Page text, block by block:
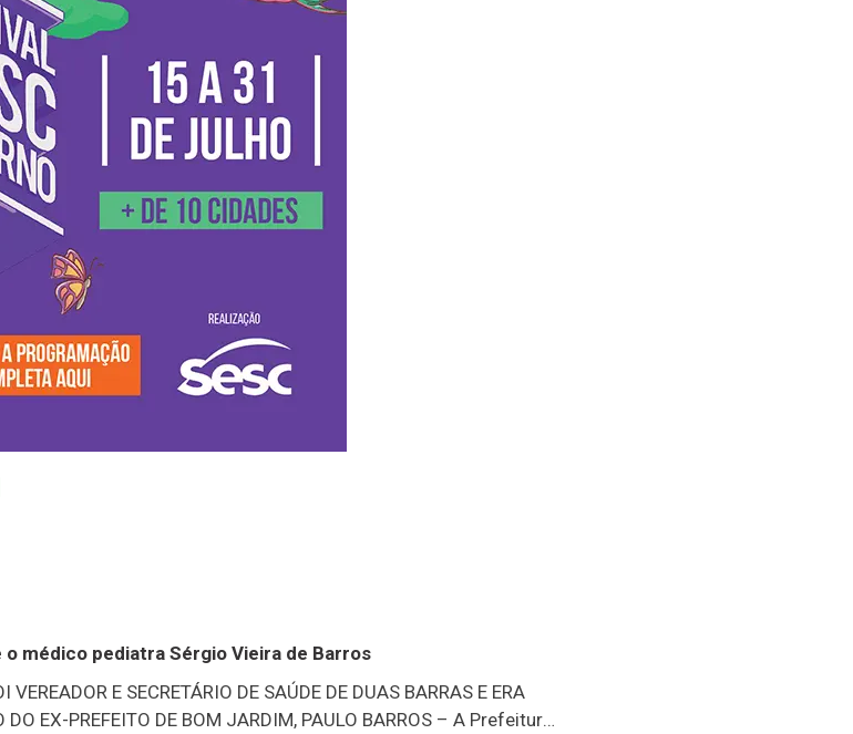
o médico pediatra Sérgio Vieira de Barros
VEREADOR E SECRETÁRIO DE SAÚDE DE DUAS BARRAS E ERA
DO EX-PREFEITO DE BOM JARDIM, PAULO BARROS – A Prefeitura